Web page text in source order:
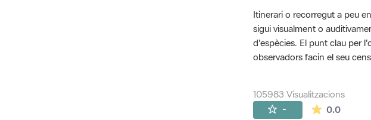
Itinerari o recorregut a peu
sigui visualment o
d'espècies. El punt clau per
observadors facin el seu
105983 Visualitzacions
- 0.0La